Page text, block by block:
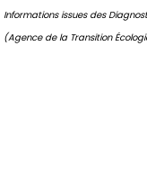
Informations issues des
(Agence de la Transition